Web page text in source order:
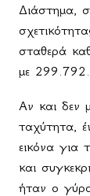
Διάστημα,
σταθερά
με
Αν και δεν
ταχύτητα,
εικόνα
και
ήταν ο